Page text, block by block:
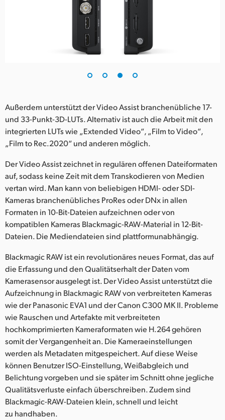
Außerdem unterstützt der Video Assist branchenübliche 17-
und 33-Punkt-3D-LUTs. Alternativ ist auch die Arbeit mit den
integrierten LUTs wie „Extended Video“, „Film to Video“,
„Film to Rec.2020“ und anderen möglich.
Der Video Assist zeichnet in regulären offenen Dateiformaten
auf, sodass keine Zeit mit dem Transkodieren von Medien
vertan wird. Man kann von beliebigen HDMI- oder SDI-
Kameras branchenübliches ProRes oder DNx in allen
Formaten in 10-Bit-Dateien aufzeichnen oder von
kompatiblen Kameras Blackmagic-RAW-Material in 12-Bit-
Dateien. Die Mediendateien sind plattformunabhängig.
Blackmagic RAW ist ein revolutionäres neues Format, das auf
die Erfassung und den Qualitätserhalt der Daten vom
Kamerasensor ausgelegt ist. Der Video Assist unterstützt die
Aufzeichnung in Blackmagic RAW von verbreiteten Kameras
wie der Panasonic EVA1 und der Canon C300 MK II. Probleme
wie Rauschen und Artefakte mit verbreiteten
hochkomprimierten Kameraformaten wie H.264 gehören
somit der Vergangenheit an. Die Kameraeinstellungen
werden als Metadaten mitgespeichert. Auf diese Weise
können Benutzer ISO-Einstellung, Weißabgleich und
Belichtung vorgeben und sie später im Schnitt ohne jegliche
Qualitätsverluste einfach überschreiben. Zudem sind
Blackmagic-RAW-Dateien klein, schnell und leicht
zu handhaben.